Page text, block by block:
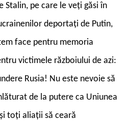
Stalin, pe care le veţi găsi în
deportaţi de Putin,
face pentru memoria
victimele războiului de azi:
Rusia! Nu este nevoie să
de la putere ca Uniunea
toţi aliaţii să ceară